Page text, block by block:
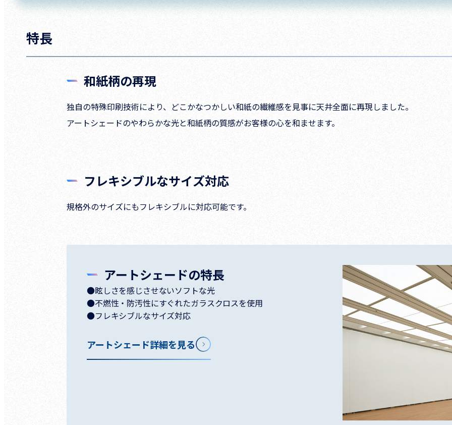
特長
和紙柄の再現
独自の特殊印刷技術により、どこかなつかしい和紙の繊維感を見事に天井全面に再現しました。
アートシェードのやわらかな光と和紙柄の質感がお客様の心を和ませます。
フレキシブルなサイズ対応
規格外のサイズにもフレキシブルに対応可能です。
アートシェードの特長
●眩しさを感じさせないソフトな光
●不燃性・防汚性にすぐれたガラスクロスを使用
●フレキシブルなサイズ対応
アートシェード詳細を見る